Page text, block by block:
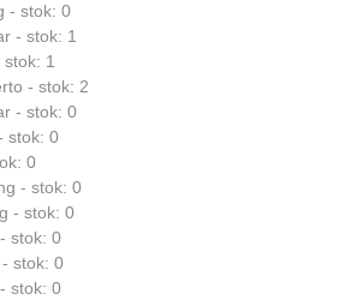
- stok: 0
- stok: 1
1
- stok: 2
- stok: 0
stok: 0
0
- stok: 0
- stok: 0
stok: 0
stok: 0
stok: 0